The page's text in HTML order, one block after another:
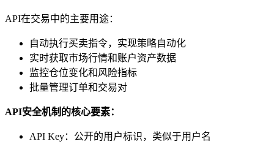
API在交易中的主要用途：
自动执行买卖指令，实现策略自动化
实时获取市场行情和账户资产数据
监控仓位变化和风险指标
批量管理订单和交易对
API安全机制的核心要素：
API Key：公开的用户标识，类似于用户名